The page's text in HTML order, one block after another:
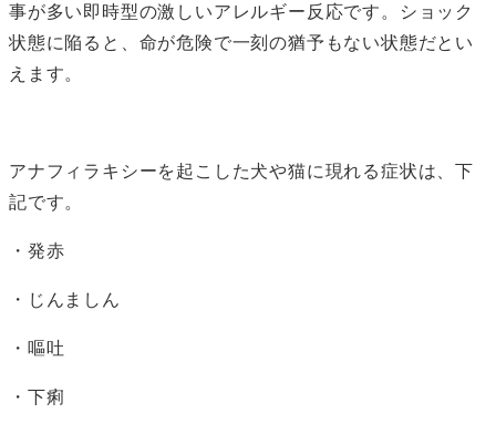
事が多い即時型の激しいアレルギー反応です。ショック
状態に陥ると、命が危険で一刻の猶予もない状態だとい
えます。
アナフィラキシーを起こした犬や猫に現れる症状は、下
記です。
・発赤
・じんましん
・嘔吐
・下痢